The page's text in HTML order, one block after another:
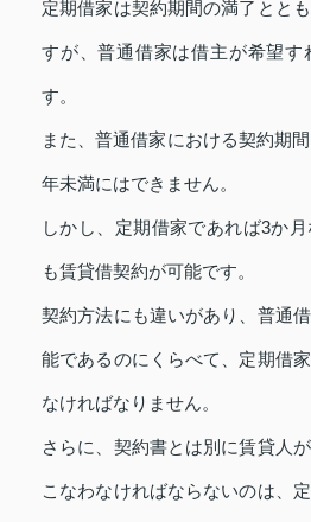
定期借家は契約期間の満了とと
すが、普通借家は借主が希望す
す。
また、普通借家における契約期
年未満にはできません。
しかし、定期借家であれば3か
も賃貸借契約が可能です。
契約方法にも違いがあり、普通
能であるのにくらべて、定期借
なければなりません。
さらに、契約書とは別に賃貸人
こなわなければならないのは、